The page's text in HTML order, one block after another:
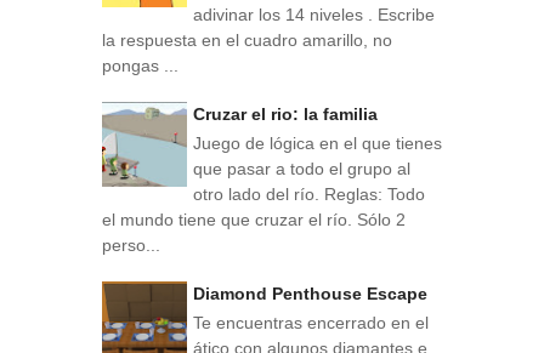
adivinar los 14 niveles . Escribe
la respuesta en el cuadro amarillo, no
pongas ...
Cruzar el rio: la familia
Juego de lógica en el que tienes
que pasar a todo el grupo al
otro lado del río. Reglas: Todo
el mundo tiene que cruzar el río. Sólo 2
perso...
Diamond Penthouse Escape
Te encuentras encerrado en el
ático con algunos diamantes e